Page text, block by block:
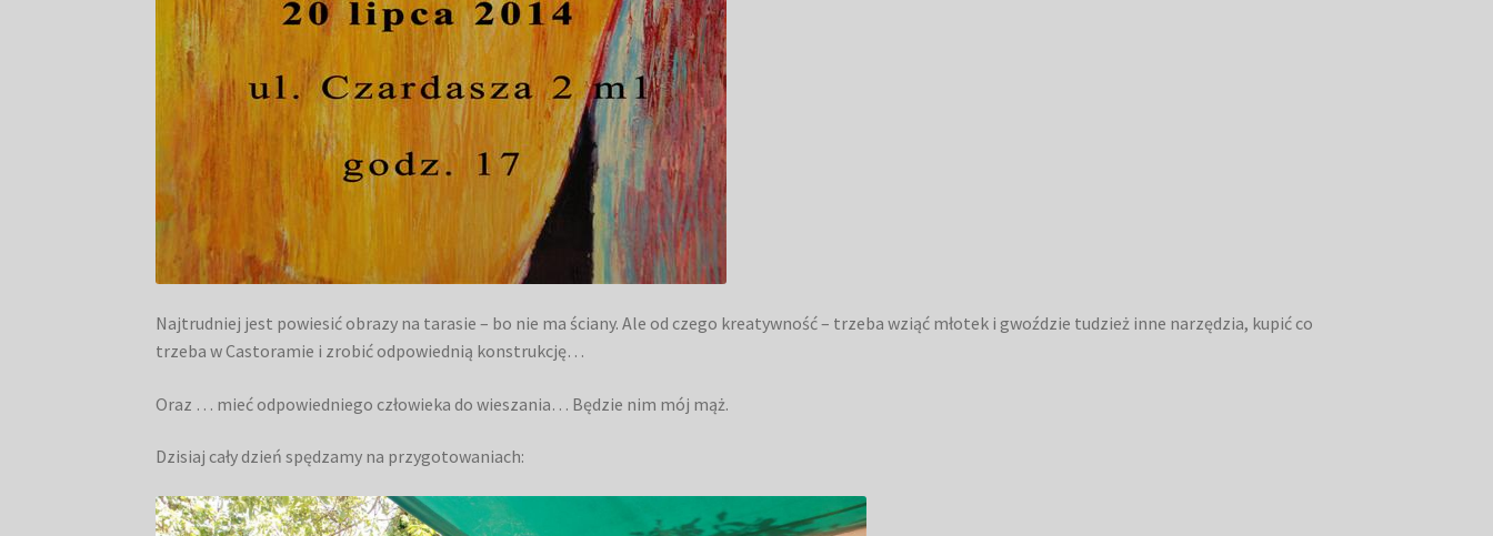
Najtrudniej jest powiesić obrazy na tarasie – bo nie ma ściany. Ale od czego kreatywność – trzeba wziąć młotek i gwoździe tudzież inne narzędzia, kupić co
trzeba w Castoramie i zrobić odpowiednią konstrukcję…
Oraz … mieć odpowiedniego człowieka do wieszania… Będzie nim mój mąż.
Dzisiaj cały dzień spędzamy na przygotowaniach: